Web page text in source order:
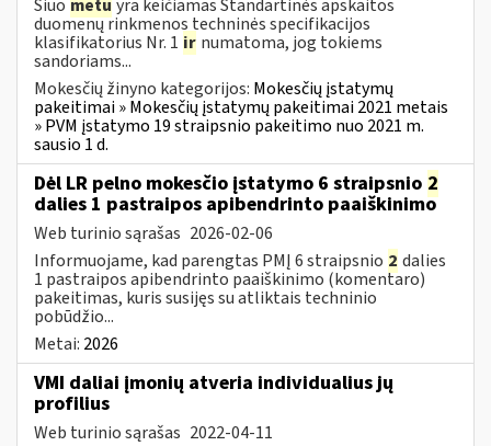
Šiuo metu yra keičiamas Standartinės apskaitos
duomenų rinkmenos techninės specifikacijos
klasifikatorius Nr. 1 ir numatoma, jog tokiems
sandoriams...
Mokesčių žinyno kategorijos: Mokesčių įstatymų
pakeitimai » Mokesčių įstatymų pakeitimai 2021 metais
» PVM įstatymo 19 straipsnio pakeitimo nuo 2021 m.
sausio 1 d.
Dėl LR pelno mokesčio įstatymo 6 straipsnio 2
dalies 1 pastraipos apibendrinto paaiškinimo
Web turinio sąrašas 2026-02-06
Informuojame, kad parengtas PMĮ 6 straipsnio 2 dalies
1 pastraipos apibendrinto paaiškinimo (komentaro)
pakeitimas, kuris susijęs su atliktais techninio
pobūdžio...
Metai: 2026
VMI daliai įmonių atveria individualius jų
profilius
Web turinio sąrašas 2022-04-11